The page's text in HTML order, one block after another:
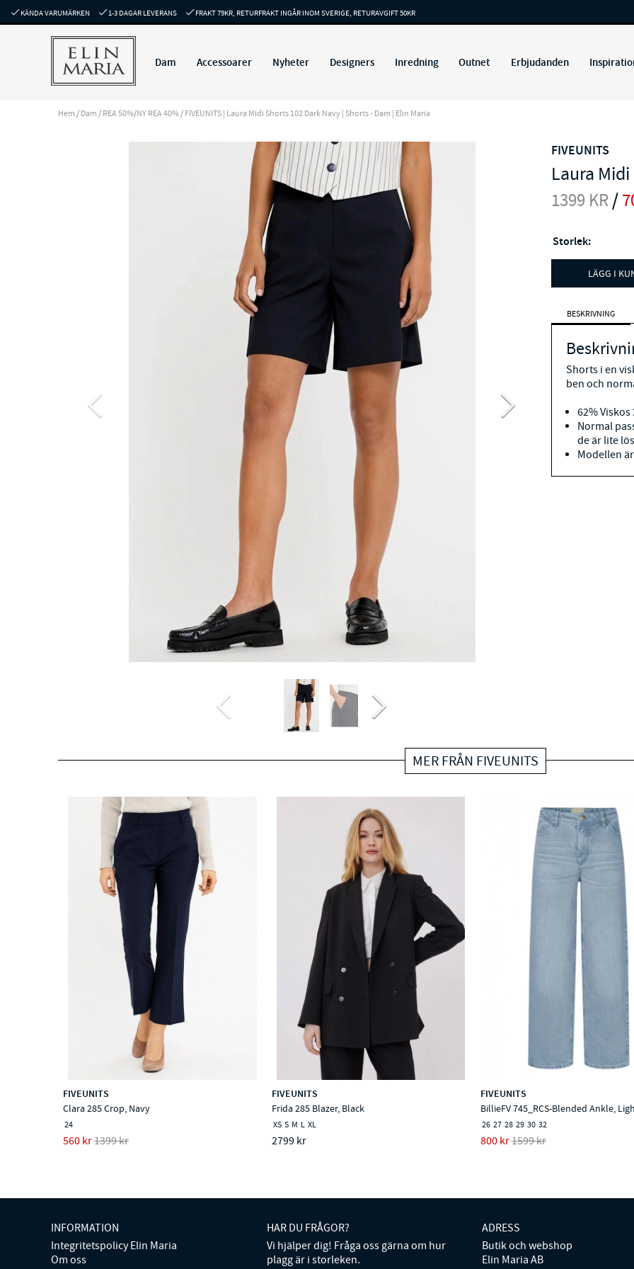
KÄNDA VARUMÄRKEN 1-3 DAGAR LEVERANS FRAKT 79KR, RETURFRAKT INGÅR INOM SVERIGE, RETURAVGIFT 50KR
Dam Accessoarer Nyheter Designers Inredning Outnet Erbjudanden
Hem /Dam /REA 50%/NY REA 40%/FIVEUNITS | Laura Midi Shorts 102 Dark Navy | Shorts - Dam | Elin Maria
FIVEUNITS
Laura
1399 KR/
Storlek:
LÄGG I
BESKRIVNING
Shorts i en
ben och
62%
Normal
de är lite
Modellen
MER FRÅN FIVEUNITS
FIVEUNITS
Clara 285 Crop, Navy
24
560 kr1399 kr
FIVEUNITS
Frida 285 Blazer, Black
XS S M L XL
2799 kr
FIVEUNITS
BillieFV 745_RCS-Blended Ankle,
26 27 28 29 30 32
800 kr1599 kr
INFORMATION
Integritetspolicy Elin Maria
Om oss
HAR DU FRÅGOR?
Vi hjälper dig! Fråga oss gärna om hur
plagg är i storleken.
ADRESS
Butik och webshop
Elin Maria AB